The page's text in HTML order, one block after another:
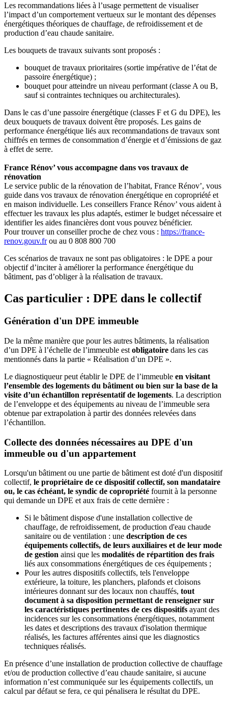
Les recommandations liées à l’usage permettent de visualiser
l’impact d’un comportement vertueux sur le montant des dépenses
énergétiques théoriques de chauffage, de refroidissement et de
production d’eau chaude sanitaire.
Les bouquets de travaux suivants sont proposés :
bouquet de travaux prioritaires (sortie impérative de l’état de
passoire énergétique) ;
bouquet pour atteindre un niveau performant (classe A ou B,
sauf si contraintes techniques ou architecturales).
Dans le cas d’une passoire énergétique (classes F et G du DPE), les
deux bouquets de travaux doivent être proposés. Les gains de
performance énergétique liés aux recommandations de travaux sont
chiffrés en termes de consommation d’énergie et d’émissions de gaz
à effet de serre.
France Rénov’ vous accompagne dans vos travaux de
rénovation
Le service public de la rénovation de l’habitat, France Rénov’, vous
guide dans vos travaux de rénovation énergétique en copropriété et
en maison individuelle. Les conseillers France Rénov’ vous aident à
effectuer les travaux les plus adaptés, estimer le budget nécessaire et
identifier les aides financières dont vous pouvez bénéficier.
Pour trouver un conseiller proche de chez vous : https://france-
renov.gouv.frou au 0 808 800 700
Ces scénarios de travaux ne sont pas obligatoires : le DPE a pour
objectif d’inciter à améliorer la performance énergétique du
bâtiment, pas d’obliger à la réalisation de travaux.
Cas particulier : DPE dans le collectif
Génération d'un DPE immeuble
De la même manière que pour les autres bâtiments, la réalisation
d’un DPE à l’échelle de l’immeuble est obligatoire dans les cas
mentionnés dans la partie « Réalisation d’un DPE ».
Le diagnostiqueur peut établir le DPE de l’immeuble en visitant
l’ensemble des logements du bâtiment ou bien sur la base de la
visite d’un échantillon représentatif de logements. La description
de l’enveloppe et des équipements au niveau de l’immeuble sera
obtenue par extrapolation à partir des données relevées dans
l’échantillon.
Collecte des données nécessaires au DPE d'un
immeuble ou d'un appartement
Lorsqu'un bâtiment ou une partie de bâtiment est doté d'un dispositif
collectif, le propriétaire de ce dispositif collectif, son mandataire
ou, le cas échéant, le syndic de copropriété fournit à la personne
qui demande un DPE et aux frais de cette dernière :
Si le bâtiment dispose d'une installation collective de
chauffage, de refroidissement, de production d'eau chaude
sanitaire ou de ventilation : une description de ces
équipements collectifs, de leurs auxiliaires et de leur mode
de gestion ainsi que les modalités de répartition des frais
liés aux consommations énergétiques de ces équipements ;
Pour les autres dispositifs collectifs, tels l'enveloppe
extérieure, la toiture, les planchers, plafonds et cloisons
intérieures donnant sur des locaux non chauffés, tout
document à sa disposition permettant de renseigner sur
les caractéristiques pertinentes de ces dispositifs ayant des
incidences sur les consommations énergétiques, notamment
les dates et descriptions des travaux d'isolation thermique
réalisés, les factures afférentes ainsi que les diagnostics
techniques réalisés.
En présence d’une installation de production collective de chauffage
et/ou de production collective d’eau chaude sanitaire, si aucune
information n’est communiquée sur les équipements collectifs, un
calcul par défaut se fera, ce qui pénalisera le résultat du DPE.